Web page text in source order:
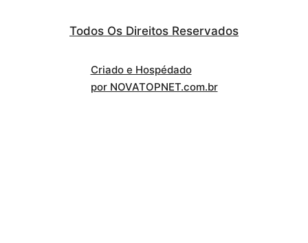
Todos Os Direitos Reservados
Criado e Hospédado
por NOVATOPNET.com.br